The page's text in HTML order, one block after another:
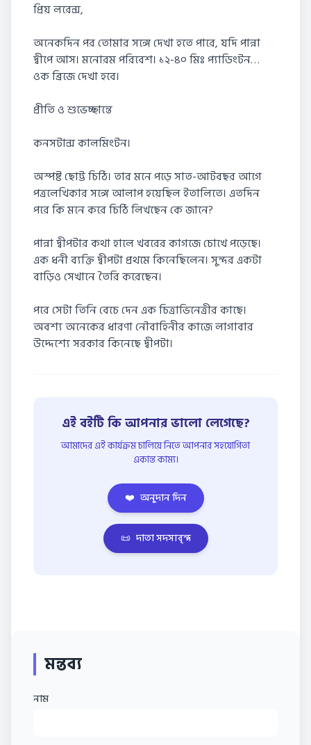
প্রিয় লরেন্স,
অনেকদিন পর তোমার সঙ্গে দেখা হতে পারে, যদি পান্না
দ্বীপে আস। মনোরম পরিবেশ। ১২-৪০ মিঃ প্যাডিংটন…
ওক ব্রিজে দেখা হবে।
প্রীতি ও শুভেচ্ছান্তে
কনসটান্স কালমিংটন।
অস্পষ্ট ছোট্ট চিঠি। তার মনে পড়ে সাত-আটবছর আগে
পত্রলেখিকার সঙ্গে আলাপ হয়েছিল ইতালিতে। এতদিন
পরে কি মনে করে চিঠি লিখছেন কে জানে?
পান্না দ্বীপটার কথা হালে খবরের কাগজে চোখে পড়েছে।
এক ধনী ব্যক্তি দ্বীপটা প্রথমে কিনেছিলেন। সুন্দর একটা
বাড়িও সেখানে তৈরি করেছেন।
পরে সেটা তিনি বেচে দেন এক চিত্রাভিনেত্রীর কাছে।
অবশ্য অনেকের ধারণা নৌবাহিনীর কাজে লাগাবার
উদ্দেশ্যে সরকার কিনেছে দ্বীপটা।
এই বইটি কি আপনার ভালো লেগেছে?
আমাদের এই কার্যক্রম চালিয়ে নিতে আপনার সহযোগিতা
একান্ত কাম্য।
❤️ অনুদান দিন
📜 দাতা সদস্যবৃন্দ
মন্তব্য
নাম